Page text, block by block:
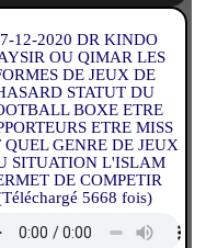
12-2020 DR KINDO
OU QIMAR LES
DE JEUX DE
STATUT DU
BOXE ETRE
ETRE MISS
QUEL GENRE DE JEUX
SITUATION L'ISLAM
DE COMPETIR
5668 fois)